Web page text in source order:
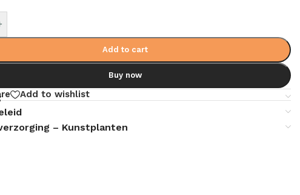
Add to cart
Buy now
Add to wishlist
– Kunstplanten